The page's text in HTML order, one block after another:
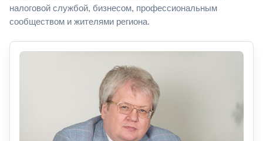
налоговой службой, бизнесом, профессиональным
сообществом и жителями региона.